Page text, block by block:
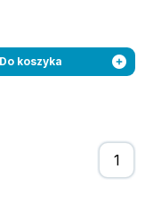
Do koszyka